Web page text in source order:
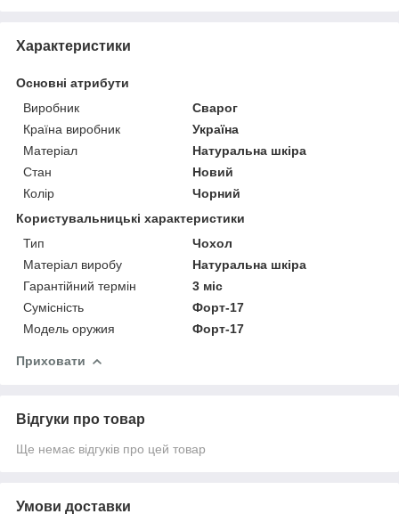
Характеристики
Основні атрибути
Виробник
Сварог
Країна виробник
Україна
Матеріал
Натуральна шкіра
Стан
Новий
Колір
Чорний
Користувальницькі характеристики
Тип
Чохол
Матеріал виробу
Натуральна шкіра
Гарантійний термін
3 міс
Сумісність
Форт-17
Модель оружия
Форт-17
Приховати
Відгуки про товар
Ще немає відгуків про цей товар
Умови доставки